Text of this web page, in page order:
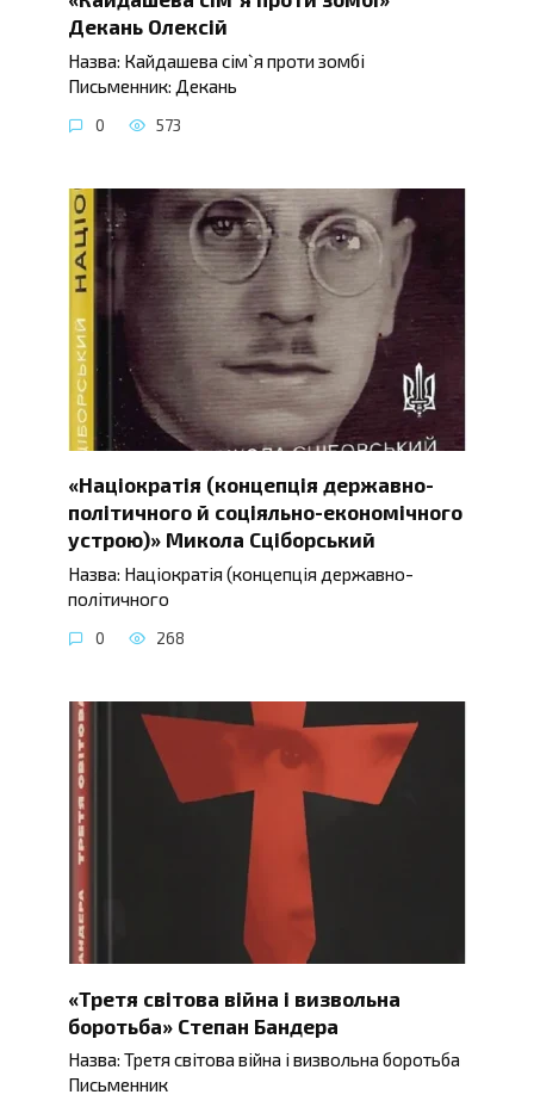
Декань Олексій
Назва: Кайдашева сім`я проти зомбі
Письменник: Декань
0 573
«Націократія (концепція державно-
політичного й соціяльно-економічного
устрою)» Микола Сціборський
Назва: Націократія (концепція державно-
політичного
0 268
«Третя світова війна і визвольна
боротьба» Степан Бандера
Назва: Третя світова війна і визвольна боротьба
Письменник